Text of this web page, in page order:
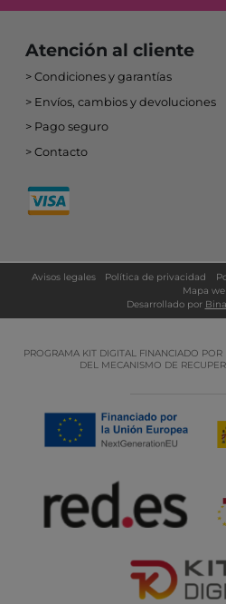
Atención al cliente
Condiciones y garantías
Envíos, cambios y devoluciones
Pago seguro
Contacto
Avisos legales Política de privacidad
Mapa
Desarrollado por
PROGRAMA KIT DIGITAL FINANCIADO
DEL MECANISMO DE